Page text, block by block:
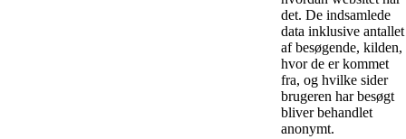
det. De indsamlede
data inklusive antallet
af besøgende, kilden,
hvor de er kommet
fra, og hvilke sider
brugeren har besøgt
bliver behandlet
anonymt.